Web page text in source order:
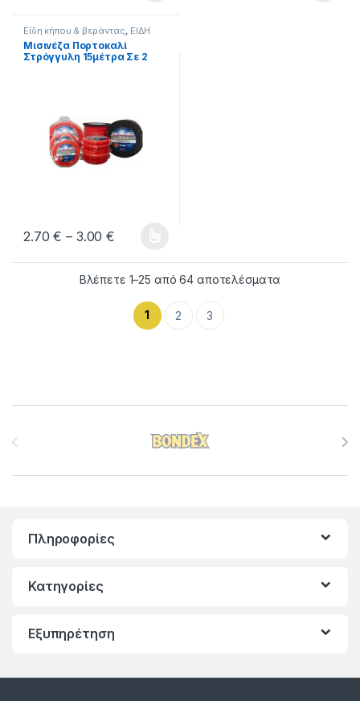
Είδη κήπου & βεράντας ΕΙΔΗ
ΣΠΙΤΙΟΥ
Μισινέζα Πορτοκαλί
Στρόγγυλη 15μέτρα Σε 2
2.70€ – 3.00€
Αυτό το προϊόν έχει πολλαπλές παραλλαγές. Οι επιλογές
Βλέπετε 1–25 από 64 αποτελέσματα
1 2 3
Πληροφορίες
Κατηγορίες
Εξυπηρέτηση